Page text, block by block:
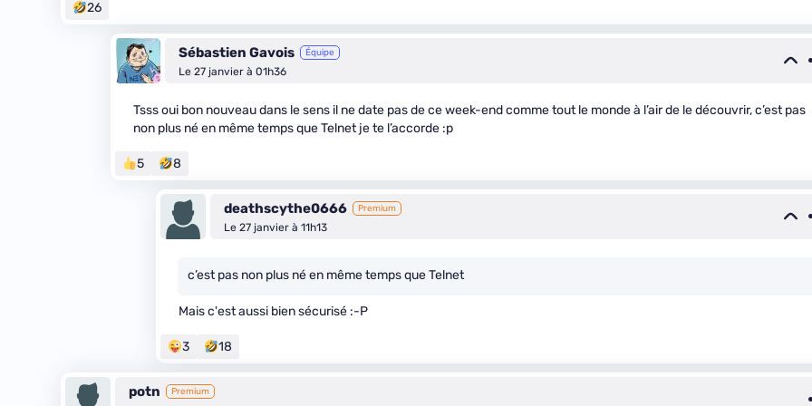
26
Sébastien Gavois Équipe
Le 27 janvier à 01h36
Tsss oui bon nouveau dans le sens il ne date pas de ce week-end comme tout le monde à l’air de le découvrir, c’est pas
non plus né en même temps que Telnet je te l’accorde :p
5 8
deathscythe0666 Premium
Le 27 janvier à 11h13
c’est pas non plus né en même temps que Telnet
Mais c'est aussi bien sécurisé :-P
3 18
potn Premium